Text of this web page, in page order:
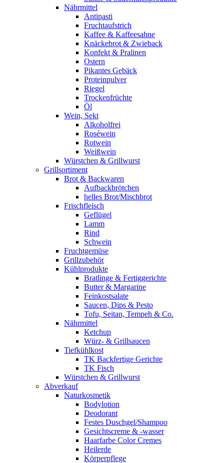
Nährmittel
Antipasti
Fruchtaufstrich
Kaffee & Kaffeesahne
Knäckebrot & Zwieback
Konfekt & Pralinen
Ostern
Pikantes Gebäck
Proteinpulver
Riegel
Trockenfrüchte
Öl
Wein, Sekt
Alkoholfrei
Roséwein
Rotwein
Weißwein
Würstchen & Grillwurst
Grillsortiment
Brot & Backwaren
Aufbackbrötchen
helles Brot/Mischbrot
Frischfleisch
Geflügel
Lamm
Rind
Schwein
Fruchtgemüse
Grillzubehör
Kühlprodukte
Bratlinge & Fertiggerichte
Butter & Margarine
Feinkostsalate
Saucen, Dips & Pesto
Tofu, Seitan, Tempeh & Co.
Nährmittel
Ketchup
Würz- & Grillsaucen
Tiefkühlkost
TK Backfertige Gerichte
TK Fisch
Würstchen & Grillwurst
Abverkauf
Naturkosmetik
Bodylotion
Deodorant
Festes Duschgel/Shampoo
Gesichtscreme & -wasser
Haarfarbe Color Cremes
Heilerde
Körperpflege